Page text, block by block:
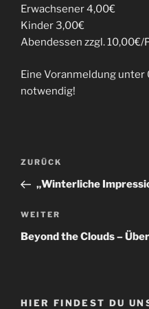
Erwachsener 4,00€
Kinder 3,00€
Abendessen zzgl. 10,00€/
Eine Voranmeldung
notwendig!
Beitragsnavigation
Vorheriger
Beitrag
ZURÜCK
„Winterliche
Nächster
Beitrag
WEITER
Beyond the Clouds –
HIER FINDEST DU